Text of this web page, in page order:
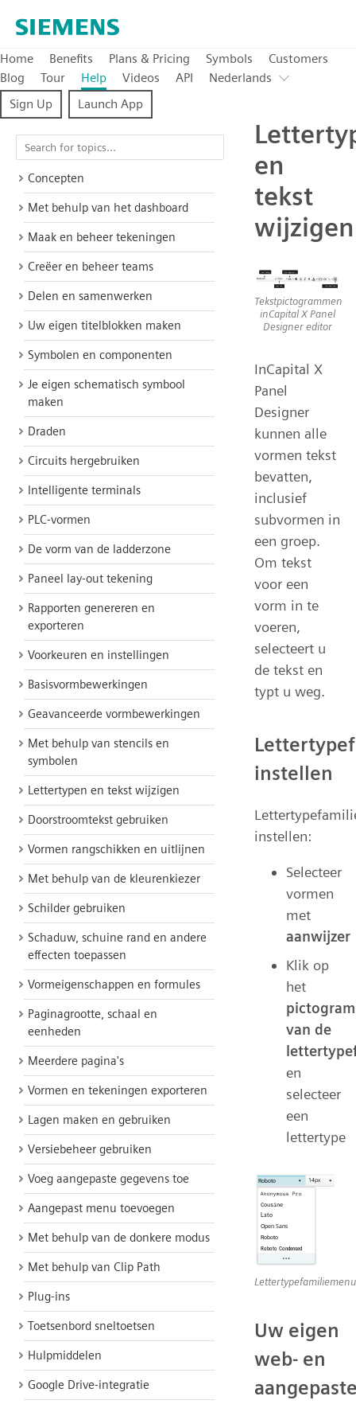
Home Benefits Plans & Pricing Symbols
Customers
Blog
Tour Help Videos API
Nederlands
Sign Up
Launch App
Concepten
Met behulp van het dashboard
Maak en beheer tekeningen
Creëer en beheer teams
Delen en samenwerken
Uw eigen titelblokken maken
Symbolen en componenten
Je eigen schematisch symbool
maken
Draden
Circuits hergebruiken
Intelligente terminals
PLC-vormen
De vorm van de ladderzone
Paneel lay-out tekening
Rapporten genereren en
exporteren
Voorkeuren en instellingen
Basisvormbewerkingen
Geavanceerde vormbewerkingen
Met behulp van stencils en
symbolen
Lettertypen en tekst wijzigen
Doorstroomtekst gebruiken
Vormen rangschikken en uitlijnen
Met behulp van de kleurenkiezer
Schilder gebruiken
Schaduw, schuine rand en andere
effecten toepassen
Vormeigenschappen en formules
Paginagrootte, schaal en
eenheden
Meerdere pagina's
Vormen en tekeningen exporteren
Lagen maken en gebruiken
Versiebeheer gebruiken
Voeg aangepaste gegevens toe
Aangepast menu toevoegen
Met behulp van de donkere modus
Met behulp van Clip Path
Plug-ins
Toetsenbord sneltoetsen
Hulpmiddelen
Google Drive-integratie
en
tekst
wijzigen
Tekstpictogrammen
inCapital X Panel
Designer editor
InCapital X
Panel
Designer
kunnen alle
vormen tekst
bevatten,
inclusief
subvormen in
een groep.
Om tekst
voor een
vorm in te
voeren,
selecteert u
de tekst en
typt u weg.
instellen
instellen:
Selecteer
vormen
met
aanwijzer
Klik op
het
pictogram
van de
en
selecteer
een
lettertype
Lettertypefamiliemenu
Uw eigen
web- en